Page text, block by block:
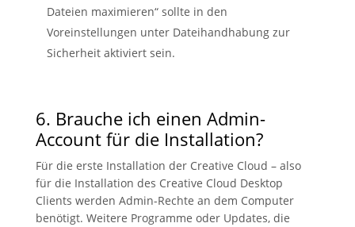
Dateien maximieren“ sollte in den
Voreinstellungen unter Dateihandhabung zur
Sicherheit aktiviert sein.
6. Brauche ich einen Admin-
Account für die Installation?
Für die erste Installation der Creative Cloud – also
für die Installation des Creative Cloud Desktop
Clients werden Admin-Rechte an dem Computer
benötigt. Weitere Programme oder Updates, die